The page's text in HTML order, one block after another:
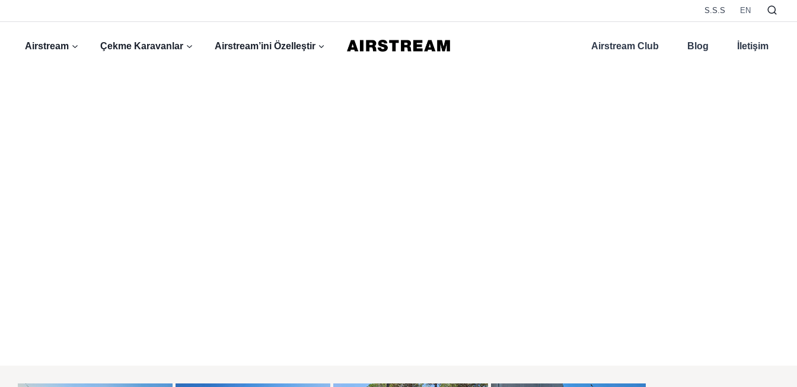
S.S.S EN
Airstream Çekme Karavanlar Airstream’ini Özelleştir Airstream Club Blog İletişim